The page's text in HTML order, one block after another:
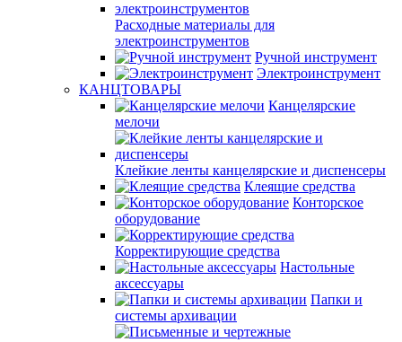
Расходные материалы для
электроинструментов
Ручной инструмент
Электроинструмент
КАНЦТОВАРЫ
Канцелярские
мелочи
Клейкие ленты канцелярские и диспенсеры
Клеящие средства
Конторское
оборудование
Корректирующие средства
Настольные
аксессуары
Папки и
системы архивации